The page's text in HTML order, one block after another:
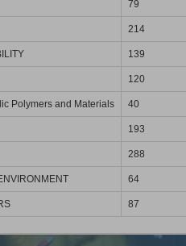
79
214
139
120
Polymers and Materials 40
193
288
64
87